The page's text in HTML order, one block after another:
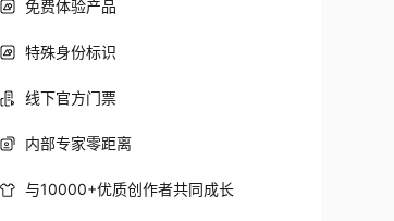
免费体验产品
特殊身份标识
线下官方门票
内部专家零距离
与10000+优质创作者共同成长